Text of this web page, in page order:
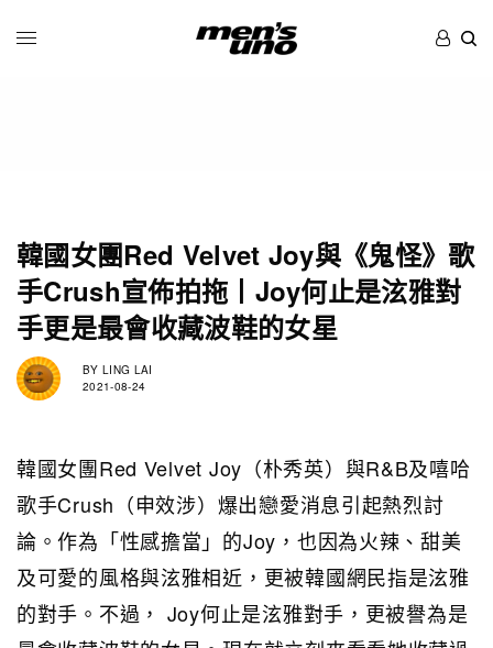
韓國女團Red Velvet Joy與《鬼怪》歌
手Crush宣佈拍拖丨Joy何止是泫雅對
手更是最會收藏波鞋的女星
BY LING LAI
2021-08-24
韓國女團Red Velvet Joy（朴秀英）與R&B及嘻哈
歌手Crush（申效涉）爆出戀愛消息引起熱烈討
論。作為「性感擔當」的Joy，也因為火辣、甜美
及可愛的風格與泫雅相近，更被韓國網民指是泫雅
的對手。不過， Joy何止是泫雅對手，更被譽為是